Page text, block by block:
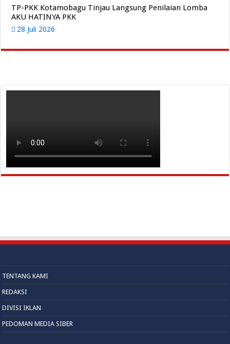
TP-PKK Kotamobagu Tinjau Langsung Penilaian Lomba
AKU HATINYA PKK
28 Juli 2026
TENTANG KAMI
REDAKSI
DIVISI IKLAN
PEDOMAN MEDIA SIBER